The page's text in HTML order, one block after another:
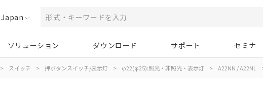
Japan
ソリューション ダウンロード サポート セミナ
> スイッチ > 押ボタンスイッチ/表示灯 > φ22(φ25):照光・非照光・表示灯 > A22NN / A22NL